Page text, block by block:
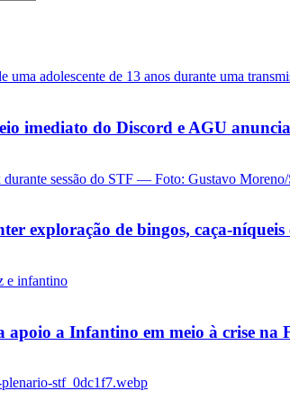
imediato do Discord e AGU
exploração de bingos, caça-
apoio a Infantino em meio à crise na